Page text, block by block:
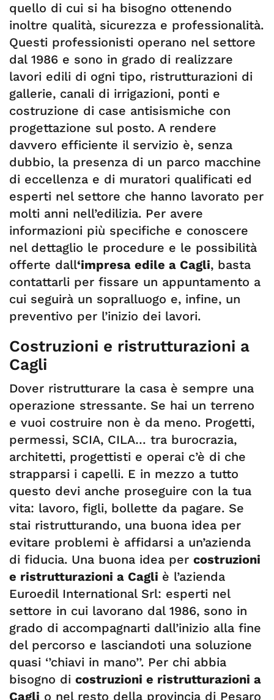
quello di cui si ha bisogno ottenendo
inoltre qualità, sicurezza e professionalità.
Questi professionisti operano nel settore
dal 1986 e sono in grado di realizzare
lavori edili di ogni tipo, ristrutturazioni di
gallerie, canali di irrigazioni, ponti e
costruzione di case antisismiche con
progettazione sul posto. A rendere
davvero efficiente il servizio è, senza
dubbio, la presenza di un parco macchine
di eccellenza e di muratori qualificati ed
esperti nel settore che hanno lavorato per
molti anni nell’edilizia. Per avere
informazioni più specifiche e conoscere
nel dettaglio le procedure e le possibilità
offerte dall‘impresa edile a Cagli, basta
contattarli per fissare un appuntamento a
cui seguirà un sopralluogo e, infine, un
preventivo per l’inizio dei lavori.
Costruzioni e ristrutturazioni a
Cagli
Dover ristrutturare la casa è sempre una
operazione stressante. Se hai un terreno
e vuoi costruire non è da meno. Progetti,
permessi, SCIA, CILA… tra burocrazia,
architetti, progettisti e operai c’è di che
strapparsi i capelli. E in mezzo a tutto
questo devi anche proseguire con la tua
vita: lavoro, figli, bollette da pagare. Se
stai ristrutturando, una buona idea per
evitare problemi è affidarsi a un’azienda
di fiducia. Una buona idea per costruzioni
e ristrutturazioni a Cagli è l’azienda
Euroedil International Srl: esperti nel
settore in cui lavorano dal 1986, sono in
grado di accompagnarti dall’inizio alla fine
del percorso e lasciandoti una soluzione
quasi ‘’chiavi in mano’’. Per chi abbia
bisogno di costruzioni e ristrutturazioni a
Cagli o nel resto della provincia di Pesaro